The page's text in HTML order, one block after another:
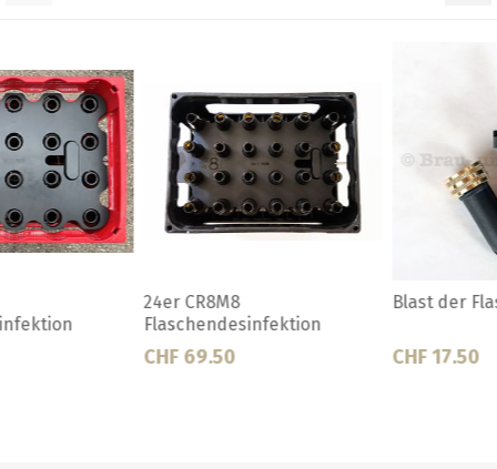
Blast der Flaschenspüler Blast Ersatzdüsen